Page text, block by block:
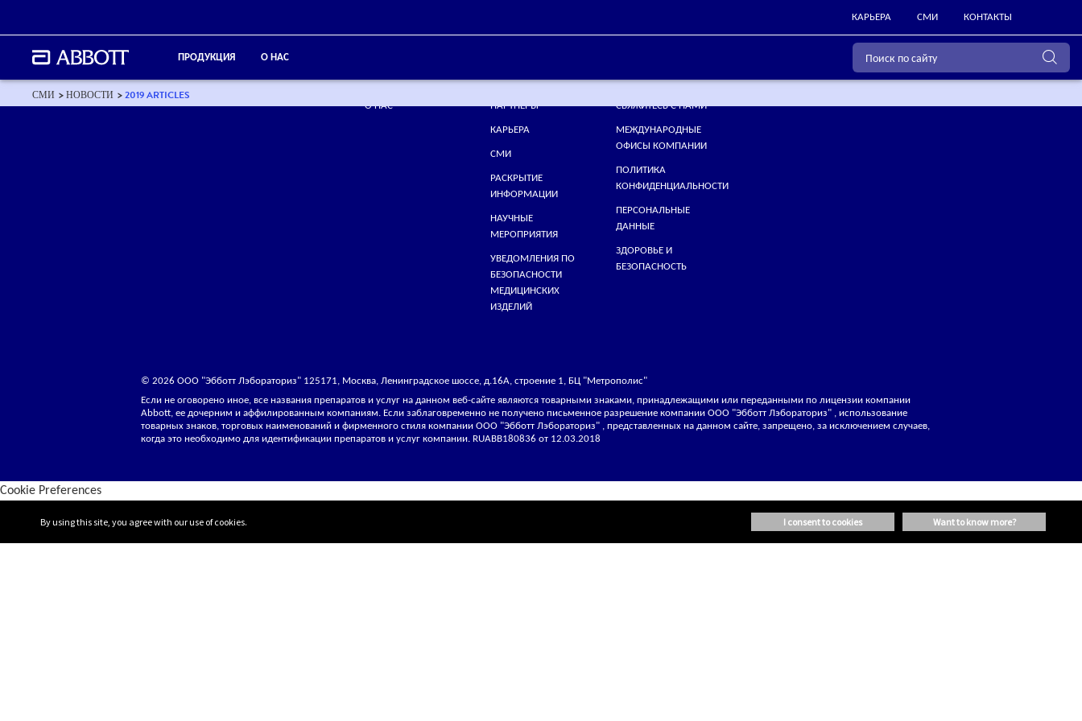
КАРЬЕРА СМИ КОНТАКТЫ
ПРОДУКЦИЯ О НАС
СМИ НОВОСТИ 2019 ARTICLES
ПРОДУКЦИЯ
О НАС
ОТВЕТСТВЕННОСТЬ
ПАРТНЕРЫ
КАРЬЕРА
СМИ
РАСКРЫТИЕ
ИНФОРМАЦИИ
НАУЧНЫЕ
МЕРОПРИЯТИЯ
УВЕДОМЛЕНИЯ ПО
БЕЗОПАСНОСТИ
МЕДИЦИНСКИХ
ИЗДЕЛИЙ
КАРТА САЙТА
СВЯЖИТЕСЬ С НАМИ
МЕЖДУНАРОДНЫЕ
ОФИСЫ КОМПАНИИ
ПОЛИТИКА
КОНФИДЕНЦИАЛЬНОСТИ
ПЕРСОНАЛЬНЫЕ
ДАННЫЕ
ЗДОРОВЬЕ И
БЕЗОПАСНОСТЬ
© 2026 ООО "Эбботт Лэбораториз" 125171, Москва, Ленинградское шоссе, д.16А, строение 1, БЦ "Метрополис"
Если не оговорено иное, все названия препаратов и услуг на данном веб-сайте являются товарными знаками, принадлежащими или переданными по лицензии компании
Abbott, ее дочерним и аффилированным компаниям. Если заблаговременно не получено письменное разрешение компании ООО "Эбботт Лэбораториз" , использование
товарных знаков, торговых наименований и фирменного стиля компании ООО "Эбботт Лэбораториз" , представленных на данном сайте, запрещено, за исключением случаев,
когда это необходимо для идентификации препаратов и услуг компании. RUABB180836 от 12.03.2018
Cookie Preferences
By using this site, you agree with our use of cookies. want to know more?
i consent to cookies